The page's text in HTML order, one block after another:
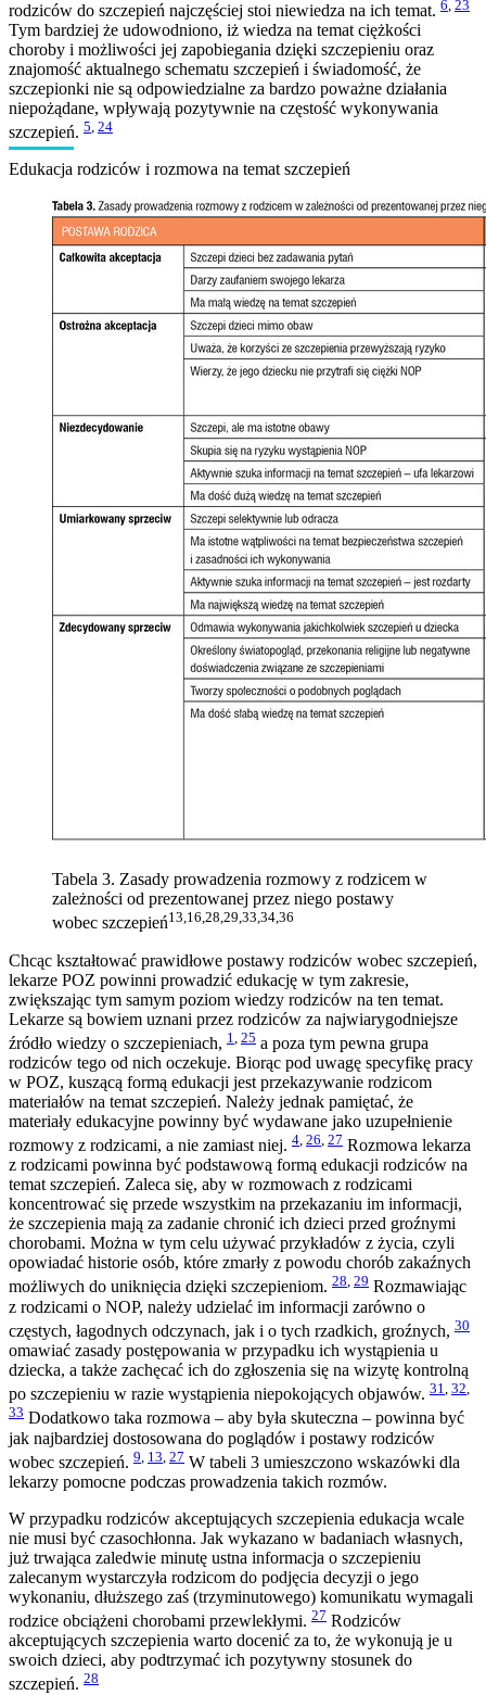
rodziców do szczepień najczęściej stoi niewiedza na ich temat. 6 23
Tym bardziej że udowodniono, iż wiedza na temat ciężkości
choroby i możliwości jej zapobiegania dzięki szczepieniu oraz
znajomość aktualnego schematu szczepień i świadomość, że
szczepionki nie są odpowiedzialne za bardzo poważne działania
niepożądane, wpływają pozytywnie na częstość wykonywania
szczepień. 5 24
Edukacja rodziców i rozmowa na temat szczepień
Tabela 3. Zasady prowadzenia rozmowy z rodzicem w
zależności od prezentowanej przez niego postawy
wobec szczepień13,16,28,29,33,34,36
Chcąc kształtować prawidłowe postawy rodziców wobec szczepień,
lekarze POZ powinni prowadzić edukację w tym zakresie,
zwiększając tym samym poziom wiedzy rodziców na ten temat.
Lekarze są bowiem uznani przez rodziców za najwiarygodniejsze
źródło wiedzy o szczepieniach, 1 25 a poza tym pewna grupa
rodziców tego od nich oczekuje. Biorąc pod uwagę specyfikę pracy
w POZ, kuszącą formą edukacji jest przekazywanie rodzicom
materiałów na temat szczepień. Należy jednak pamiętać, że
materiały edukacyjne powinny być wydawane jako uzupełnienie
rozmowy z rodzicami, a nie zamiast niej. 4 26 27 Rozmowa lekarza
z rodzicami powinna być podstawową formą edukacji rodziców na
temat szczepień. Zaleca się, aby w rozmowach z rodzicami
koncentrować się przede wszystkim na przekazaniu im informacji,
że szczepienia mają za zadanie chronić ich dzieci przed groźnymi
chorobami. Można w tym celu używać przykładów z życia, czyli
opowiadać historie osób, które zmarły z powodu chorób zakaźnych
możliwych do uniknięcia dzięki szczepieniom. 28, 29 Rozmawiając
z rodzicami o NOP, należy udzielać im informacji zarówno o
częstych, łagodnych odczynach, jak i o tych rzadkich, groźnych, 30
omawiać zasady postępowania w przypadku ich wystąpienia u
dziecka, a także zachęcać ich do zgłoszenia się na wizytę kontrolną
po szczepieniu w razie wystąpienia niepokojących objawów. 31 32
33 Dodatkowo taka rozmowa – aby była skuteczna – powinna być
jak najbardziej dostosowana do poglądów i postawy rodziców
wobec szczepień. 9 13 27 W tabeli 3 umieszczono wskazówki dla
lekarzy pomocne podczas prowadzenia takich rozmów.
W przypadku rodziców akceptujących szczepienia edukacja wcale
nie musi być czasochłonna. Jak wykazano w badaniach własnych,
już trwająca zaledwie minutę ustna informacja o szczepieniu
zalecanym wystarczyła rodzicom do podjęcia decyzji o jego
wykonaniu, dłuższego zaś (trzyminutowego) komunikatu wymagali
rodzice obciążeni chorobami przewlekłymi. 27 Rodziców
akceptujących szczepienia warto docenić za to, że wykonują je u
swoich dzieci, aby podtrzymać ich pozytywny stosunek do
szczepień. 28